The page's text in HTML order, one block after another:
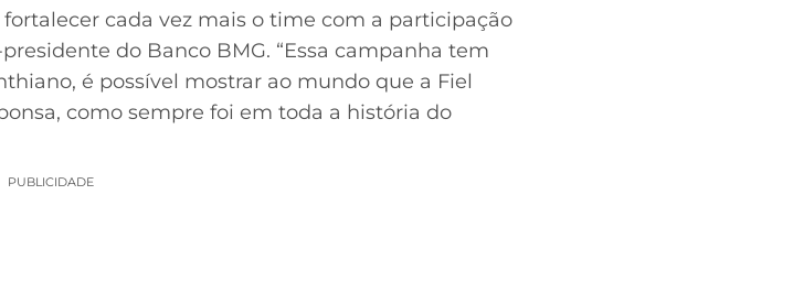
cada vez mais o time com a participação
do Banco BMG. “Essa campanha tem
é possível mostrar ao mundo que a Fiel
como sempre foi em toda a história do
PUBLICIDADE